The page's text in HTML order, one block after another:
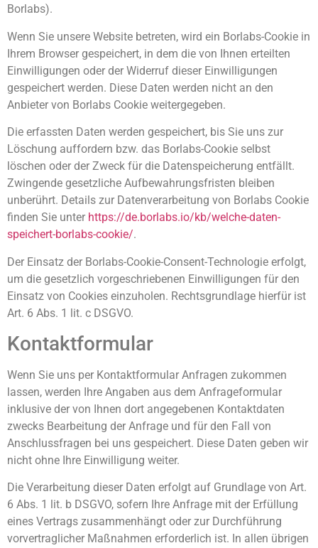
Borlabs).
Wenn Sie unsere Website betreten, wird ein Borlabs-Cookie in
Ihrem Browser gespeichert, in dem die von Ihnen erteilten
Einwilligungen oder der Widerruf dieser Einwilligungen
gespeichert werden. Diese Daten werden nicht an den
Anbieter von Borlabs Cookie weitergegeben.
Die erfassten Daten werden gespeichert, bis Sie uns zur
Löschung auffordern bzw. das Borlabs-Cookie selbst
löschen oder der Zweck für die Datenspeicherung entfällt.
Zwingende gesetzliche Aufbewahrungsfristen bleiben
unberührt. Details zur Datenverarbeitung von Borlabs Cookie
finden Sie unter https://de.borlabs.io/kb/welche-daten-
speichert-borlabs-cookie/.
Der Einsatz der Borlabs-Cookie-Consent-Technologie erfolgt,
um die gesetzlich vorgeschriebenen Einwilligungen für den
Einsatz von Cookies einzuholen. Rechtsgrundlage hierfür ist
Art. 6 Abs. 1 lit. c DSGVO.
Kontaktformular
Wenn Sie uns per Kontaktformular Anfragen zukommen
lassen, werden Ihre Angaben aus dem Anfrageformular
inklusive der von Ihnen dort angegebenen Kontaktdaten
zwecks Bearbeitung der Anfrage und für den Fall von
Anschlussfragen bei uns gespeichert. Diese Daten geben wir
nicht ohne Ihre Einwilligung weiter.
Die Verarbeitung dieser Daten erfolgt auf Grundlage von Art.
6 Abs. 1 lit. b DSGVO, sofern Ihre Anfrage mit der Erfüllung
eines Vertrags zusammenhängt oder zur Durchführung
vorvertraglicher Maßnahmen erforderlich ist. In allen übrigen